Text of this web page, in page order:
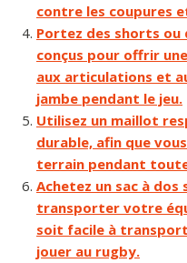
contre les coupures
Portez des shorts ou
conçus pour offrir
aux articulations et
jambe pendant le jeu.
Utilisez un maillot
durable, afin que
terrain pendant
Achetez un sac à
transporter votre
soit facile à
jouer au rugby.